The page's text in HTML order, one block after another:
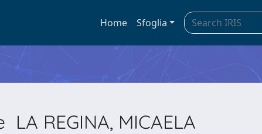
Home Sfoglia
REGINA, MICAELA